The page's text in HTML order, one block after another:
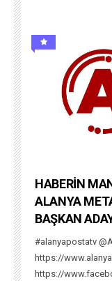
HABERİN
ALANYA
BAŞKAN
#alanyapostatv
https://
https://